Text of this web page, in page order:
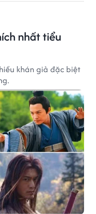
nhất tiểu
khán giả đặc biệt